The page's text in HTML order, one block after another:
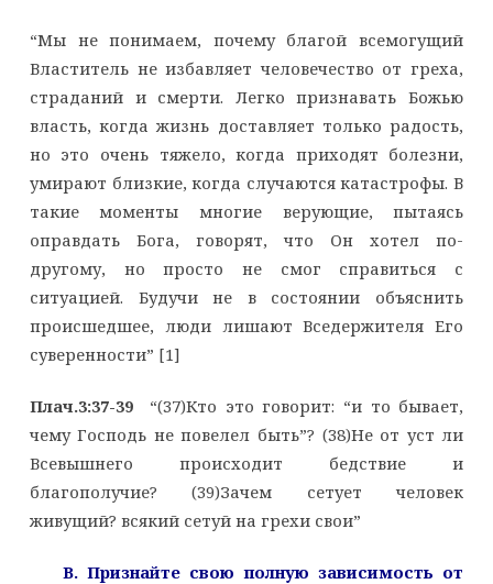
“Мы не понимаем, почему благой всемогущий
Властитель не избавляет человечество от греха,
страданий и смерти. Легко признавать Божью
власть, когда жизнь доставляет только радость,
но это очень тяжело, когда приходят болезни,
умирают близкие, когда случаются катастрофы. В
такие моменты многие верующие, пытаясь
оправдать Бога, говорят, что Он хотел по-
другому, но просто не смог справиться с
ситуацией. Будучи не в состоянии объяснить
происшедшее, люди лишают Вседержителя Его
суверенности” [1]
Плач.3:37-39“(37)Кто это говорит: “и то бывает,
чему Господь не повелел быть”? (38)Не от уст ли
Всевышнего происходит бедствие и
благополучие? (39)Зачем сетует человек
живущий? всякий сетуй на грехи свои”
B. Признайте свою полную зависимость от